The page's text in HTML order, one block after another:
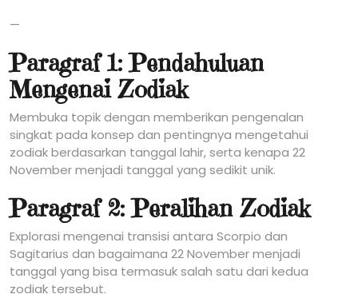
—
Paragraf 1: Pendahuluan
Mengenai Zodiak
Membuka topik dengan memberikan pengenalan
singkat pada konsep dan pentingnya mengetahui
zodiak berdasarkan tanggal lahir, serta kenapa 22
November menjadi tanggal yang sedikit unik.
Paragraf 2: Peralihan Zodiak
Explorasi mengenai transisi antara Scorpio dan
Sagitarius dan bagaimana 22 November menjadi
tanggal yang bisa termasuk salah satu dari kedua
zodiak tersebut.